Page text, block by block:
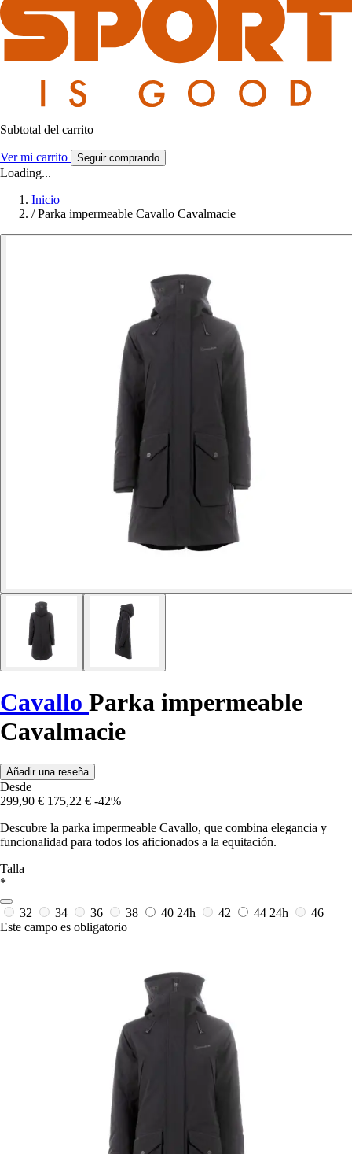
Subtotal del carrito
Ver mi carrito Seguir comprando
Loading...
Inicio
/ Parka impermeable Cavallo Cavalmacie
Cavallo Parka impermeable
Cavalmacie
Añadir una reseña
Desde
299,90 € 175,22 € -42%
Descubre la parka impermeable Cavallo, que combina elegancia y
funcionalidad para todos los aficionados a la equitación.
Talla
*
32 34 36 38 40 24h 42 44 24h
46
Este campo es obligatorio